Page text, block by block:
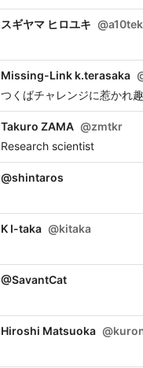
スギヤマ ヒロユキ @
Missing-Link k.terasaka
つくばチャレンジに惹かれ
Takuro ZAMA @zmtkr
Research scientist
@shintaros
K I-taka @kitaka
@SavantCat
Hiroshi Matsuoka @